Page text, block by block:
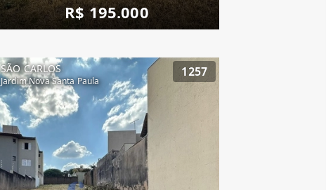
R$ 195.000
SÃO CARLOS
Jardim Nova Santa Paula
1257